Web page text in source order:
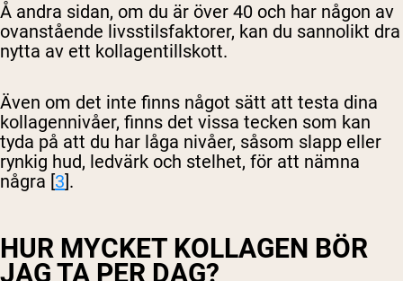
Å andra sidan, om du är över 40 och har någon av
ovanstående livsstilsfaktorer, kan du sannolikt dra
nytta av ett kollagentillskott.
Även om det inte finns något sätt att testa dina
kollagennivåer, finns det vissa tecken som kan
tyda på att du har låga nivåer, såsom slapp eller
rynkig hud, ledvärk och stelhet, för att nämna
några [3].
HUR MYCKET KOLLAGEN BÖR
JAG TA PER DAG?